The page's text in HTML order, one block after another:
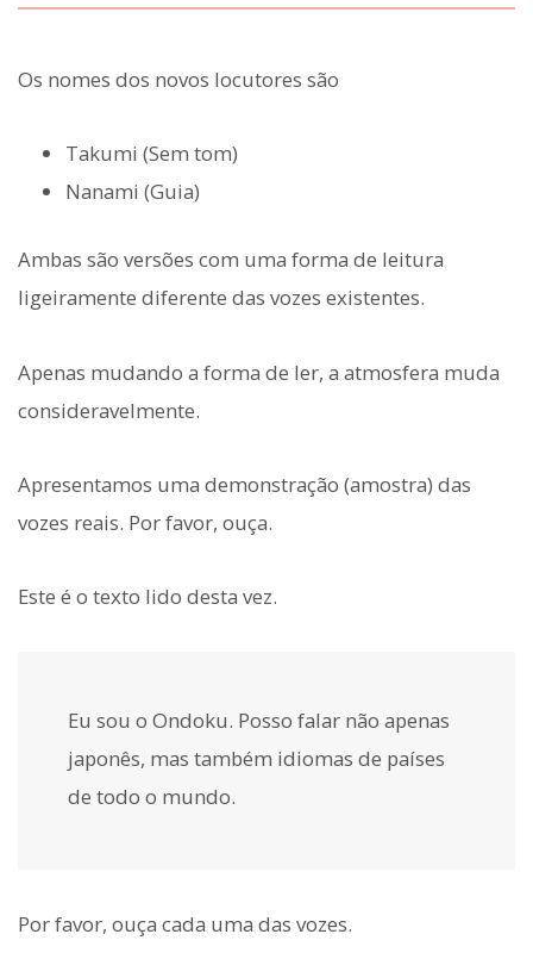
Os nomes dos novos locutores são
Takumi (Sem tom)
Nanami (Guia)
Ambas são versões com uma forma de leitura
ligeiramente diferente das vozes existentes.
Apenas mudando a forma de ler, a atmosfera muda
consideravelmente.
Apresentamos uma demonstração (amostra) das
vozes reais. Por favor, ouça.
Este é o texto lido desta vez.
Eu sou o Ondoku. Posso falar não apenas
japonês, mas também idiomas de países
de todo o mundo.
Por favor, ouça cada uma das vozes.